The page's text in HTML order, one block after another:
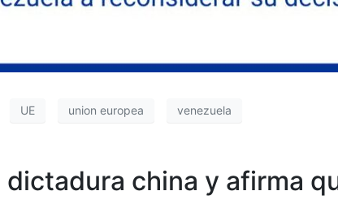
UE union europea venezuela
china y afirma